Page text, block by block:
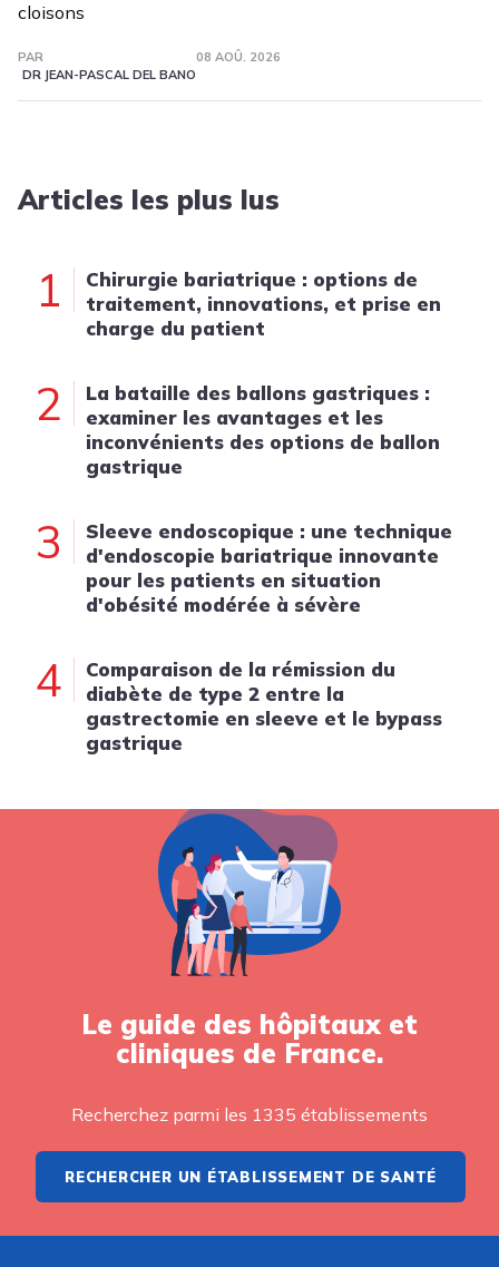
cloisons
PAR
DR JEAN-PASCAL DEL BANO
08 AOÛ. 2026
Articles les plus lus
1
Chirurgie bariatrique : options de
traitement, innovations, et prise en
charge du patient
2
La bataille des ballons gastriques :
examiner les avantages et les
inconvénients des options de ballon
gastrique
3
Sleeve endoscopique : une technique
d'endoscopie bariatrique innovante
pour les patients en situation
d'obésité modérée à sévère
4
Comparaison de la rémission du
diabète de type 2 entre la
gastrectomie en sleeve et le bypass
gastrique
Le guide des hôpitaux et
cliniques de France.
Recherchez parmi les 1335 établissements
RECHERCHER UN ÉTABLISSEMENT DE SANTÉ